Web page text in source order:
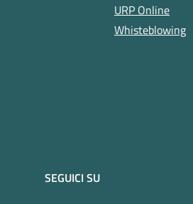
URP Online
Whisteblowing
SEGUICI SU